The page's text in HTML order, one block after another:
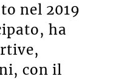
nel 2019
ha
con il